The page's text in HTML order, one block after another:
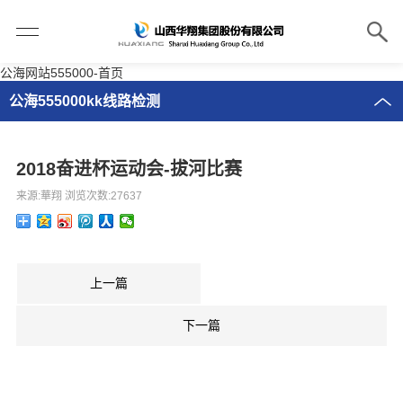
公海网站555000-首页
公海555000kk线路检测
2018奋进杯运动会-拔河比赛
来源:華翔 浏览次数:27637
上一篇
下一篇